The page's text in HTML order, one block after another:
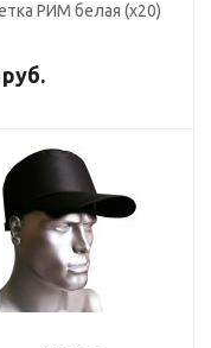
РИМ белая (х20)
руб.